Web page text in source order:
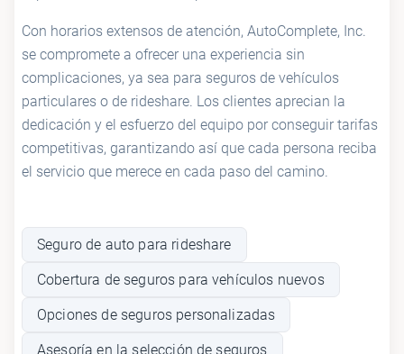
Con horarios extensos de atención, AutoComplete, Inc.
se compromete a ofrecer una experiencia sin
complicaciones, ya sea para seguros de vehículos
particulares o de rideshare. Los clientes aprecian la
dedicación y el esfuerzo del equipo por conseguir tarifas
competitivas, garantizando así que cada persona reciba
el servicio que merece en cada paso del camino.
Seguro de auto para rideshare
Cobertura de seguros para vehículos nuevos
Opciones de seguros personalizadas
Asesoría en la selección de seguros